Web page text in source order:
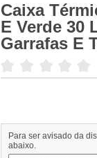
Caixa
E Verde 30
Garrafas E
Para ser avisado da
abaixo.